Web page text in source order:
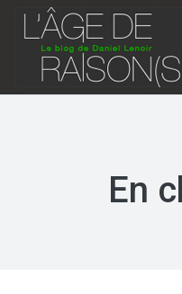
Skip
content
En